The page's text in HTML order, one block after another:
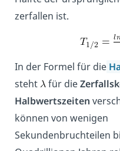
zerfallen ist.
In der Formel für die
steht
für die
Halbwertszeiten
können von wenigen
Sekundenbruchteilen